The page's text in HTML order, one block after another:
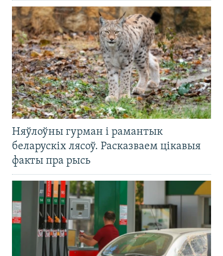
Няўлоўны гурман і рамантык
беларускіх лясоў. Расказваем цікавыя
факты пра рысь